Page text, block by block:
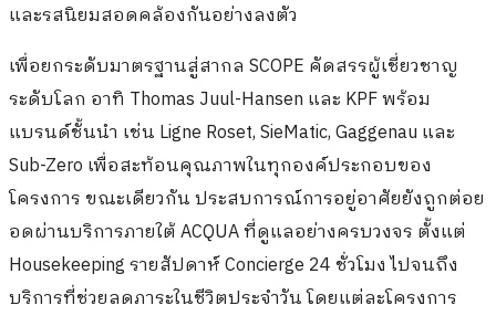
และรสนิยมสอดคล้องกันอย่างลงตัว
เพื่อยกระดับมาตรฐานสู่สากล SCOPE คัดสรรผู้เชี่ยวชาญ
ระดับโลก อาทิ Thomas Juul-Hansen และ KPF พร้อม
แบรนด์ชั้นนำ เช่น Ligne Roset, SieMatic, Gaggenau และ
Sub-Zero เพื่อสะท้อนคุณภาพในทุกองค์ประกอบของ
โครงการ ขณะเดียวกัน ประสบการณ์การอยู่อาศัยยังถูกต่อย
อดผ่านบริการภายใต้ ACQUA ที่ดูแลอย่างครบวงจร ตั้งแต่
Housekeeping รายสัปดาห์ Concierge 24 ชั่วโมง ไปจนถึง
บริการที่ช่วยลดภาระในชีวิตประจำวัน โดยแต่ละโครงการ